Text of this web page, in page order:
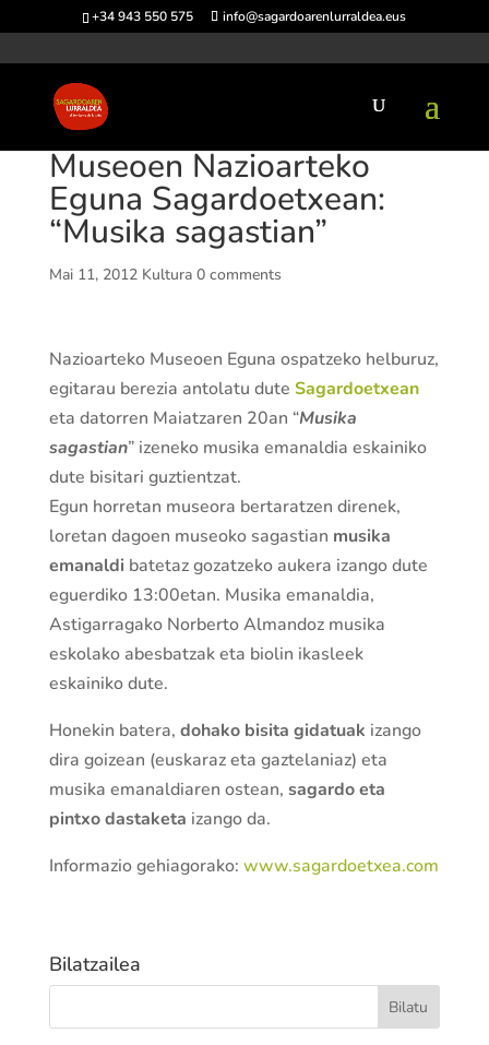
+34 943 550 575 info@sagardoarenlurraldea.eus
Museoen Nazioarteko
Eguna Sagardoetxean:
“Musika sagastian”
Mai 11, 2012 Kultura 0 comments
Nazioarteko Museoen Eguna ospatzeko helburuz,
egitarau berezia antolatu dute Sagardoetxean
eta datorren Maiatzaren 20an “Musika
sagastian” izeneko musika emanaldia eskainiko
dute bisitari guztientzat.
Egun horretan museora bertaratzen direnek,
loretan dagoen museoko sagastian musika
emanaldibatetaz gozatzeko aukera izango dute
eguerdiko 13:00etan. Musika emanaldia,
Astigarragako Norberto Almandoz musika
eskolako abesbatzak eta biolin ikasleek
eskainiko dute.
Honekin batera, dohako bisita gidatuak izango
dira goizean (euskaraz eta gaztelaniaz) eta
musika emanaldiaren ostean, sagardo eta
pintxo dastaketa izango da.
Informazio gehiagorako: www.sagardoetxea.com
Bilatzailea